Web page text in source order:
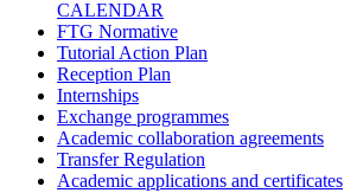
CALENDAR
FTG Normative
Tutorial Action Plan
Reception Plan
Internships
Exchange programmes
Academic collaboration agreements
Transfer Regulation
Academic applications and certificates